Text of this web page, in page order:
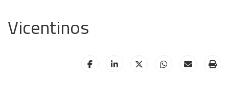
Vicentinos
HELIX_ULTIMATE_SHARE_FACEBOOK